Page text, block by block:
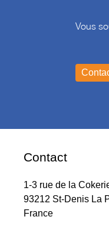
Vous
Contact
1-3 rue de la
93212 St-Denis La
France